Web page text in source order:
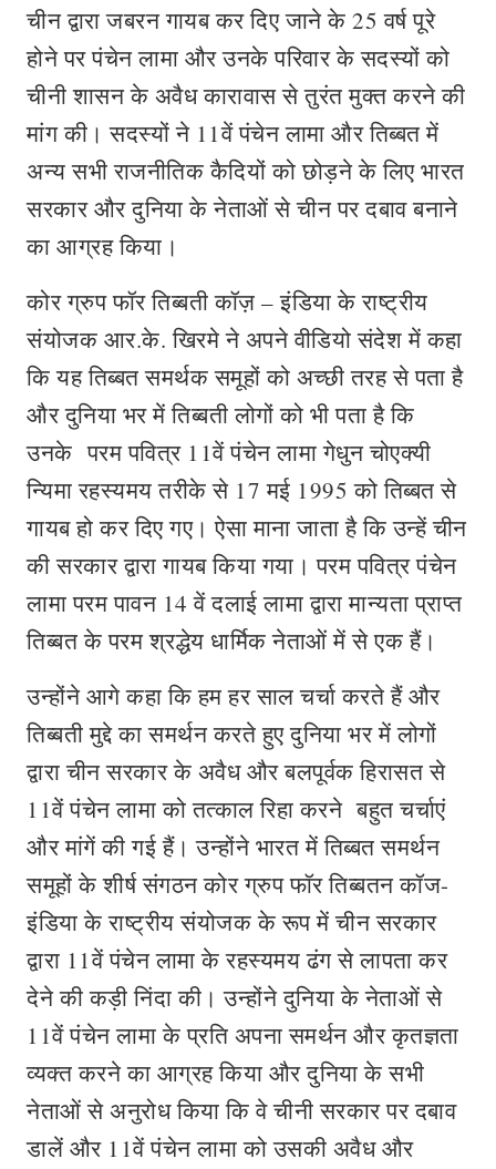
चीन द्वारा जबरन गायब कर दिए जाने के 25 वर्ष पूरे
होने पर पंचेन लामा और उनके परिवार के सदस्यों को
चीनी शासन के अवैध कारावास से तुरंत मुक्त करने की
मांग की। सदस्यों ने 11वें पंचेन लामा और तिब्बत में
अन्य सभी राजनीतिक कैदियों को छोड़ने के लिए भारत
सरकार और दुनिया के नेताओं से चीन पर दबाव बनाने
का आग्रह किया।
कोर ग्रुप फॉर तिब्बती कॉज़ – इंडिया के राष्ट्रीय
संयोजक आर.के. खिरमे ने अपने वीडियो संदेश में कहा
कि यह तिब्बत समर्थक समूहों को अच्छी तरह से पता है
और दुनिया भर में तिब्बती लोगों को भी पता है कि
उनके परम पवित्र 11वें पंचेन लामा गेधुन चोएक्यी
न्यिमा रहस्यमय तरीके से 17 मई 1995 को तिब्बत से
गायब हो कर दिए गए। ऐसा माना जाता है कि उन्हें चीन
की सरकार द्वारा गायब किया गया। परम पवित्र पंचेन
लामा परम पावन 14 वें दलाई लामा द्वारा मान्यता प्राप्त
तिब्बत के परम श्रद्धेय धार्मिक नेताओं में से एक हैं।
उन्होंने आगे कहा कि हम हर साल चर्चा करते हैं और
तिब्बती मुद्दे का समर्थन करते हुए दुनिया भर में लोगों
द्वारा चीन सरकार के अवैध और बलपूर्वक हिरासत से
11वें पंचेन लामा को तत्काल रिहा करने बहुत चर्चाएं
और मांगें की गई हैं। उन्होंने भारत में तिब्बत समर्थन
समूहों के शीर्ष संगठन कोर ग्रुप फॉर तिब्बतन कॉज-
इंडिया के राष्ट्रीय संयोजक के रूप में चीन सरकार
द्वारा 11वें पंचेन लामा के रहस्यमय ढंग से लापता कर
देने की कड़ी निंदा की। उन्होंने दुनिया के नेताओं से
11वें पंचेन लामा के प्रति अपना समर्थन और कृतज्ञता
व्यक्त करने का आग्रह किया और दुनिया के सभी
नेताओं से अनुरोध किया कि वे चीनी सरकार पर दबाव
डालें और 11वें पंचेन लामा को उसकी अवैध और